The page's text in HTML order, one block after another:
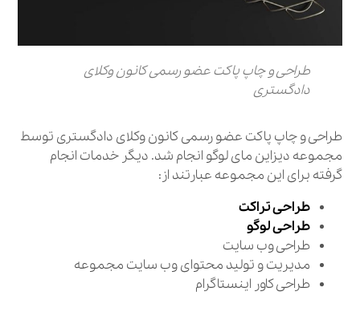
طراحی و چاپ پاکت عضو رسمی کانون وکلای
دادگستری
طراحی و چاپ پاکت عضو رسمی کانون وکلای دادگستری توسط
مجموعه دیزاین مای لوگو انجام شد. دیگر خدمات انجام
گرفته برای این مجموعه عبارتند از:
طراحی تراکت
طراحی لوگو
طراحی وب سایت
مدیریت و تولید محتوای وب سایت مجموعه
طراحی کاور اینستاگرام